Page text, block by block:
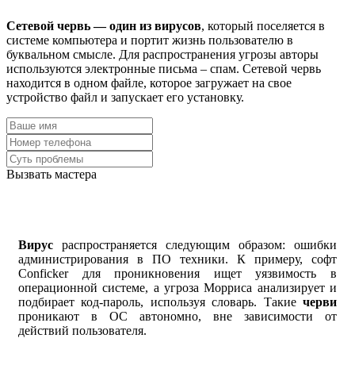
Сетевой червь — один из вирусов, который поселяется в
системе компьютера и портит жизнь пользователю в
буквальном смысле. Для распространения угрозы авторы
используются электронные письма – спам. Сетевой червь
находится в одном файле, которое загружает на свое
устройство файл и запускает его установку.
Вызвать мастера
Вирус распространяется следующим образом: ошибки
администрирования в ПО техники. К примеру, софт
Conficker для проникновения ищет уязвимость в
операционной системе, а угроза Морриса анализирует и
подбирает код-пароль, используя словарь. Такие черви
проникают в ОС автономно, вне зависимости от
действий пользователя.